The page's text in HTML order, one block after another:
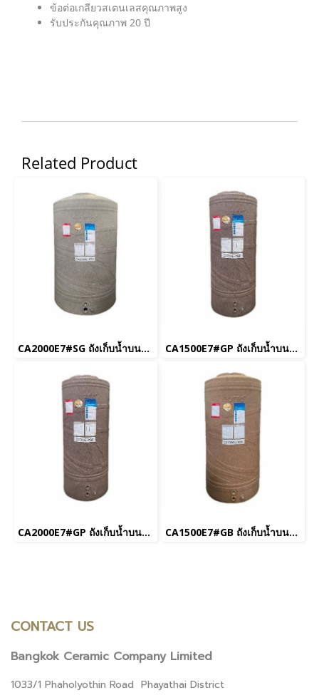
ข้อต่อเกลียวสเตนเลสคุณภาพสูง
รับประกันคุณภาพ 20 ปี
Related Product
CA2000E7#SG ถังเก็บน้ำบนดิน 2,000 L รุ่น Breeze สีเทาประกาย CA1500E7#GP ถังเก็บน้ำบนดิน 1,500 L รุ่น Breeze สีม่วงประกาย
CA2000E7#GP ถังเก็บน้ำบนดิน 2,000 L รุ่น Breeze สีม่วงประกาย CA1500E7#GB ถังเก็บน้ำบนดิน 1,500 L รุ่น Breeze สีทองประกาย
CONTACT US
Bangkok Ceramic Company Limited
1033/1 Phaholyothin Road Phayathai District